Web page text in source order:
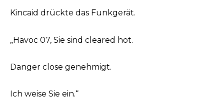
Kincaid drückte das Funkgerät.
„Havoc 07, Sie sind cleared hot.
Danger close genehmigt.
Ich weise Sie ein.“